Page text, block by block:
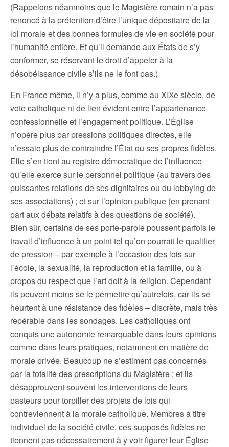
(Rappelons néanmoins que le Magistère romain n’a pas
renoncé à la prétention d’être l’unique dépositaire de la
loi morale et des bonnes formules de vie en société pour
l’humanité entière. Et qu’il demande aux États de s’y
conformer, se réservant le droit d’appeler à la
désobéissance civile s’ils ne le font pas.)
En France même, il n’y a plus, comme au XIXe siècle, de
vote catholique ni de lien évident entre l’appartenance
confessionnelle et l’engagement politique. L’Église
n’opère plus par pressions politiques directes, elle
n’essaie plus de contraindre l’État ou ses propres fidèles.
Elle s’en tient au registre démocratique de l’influence
qu’elle exerce sur le personnel politique (au travers des
puissantes relations de ses dignitaires ou du lobbying de
ses associations) ; et sur l’opinion publique (en prenant
part aux débats relatifs à des questions de société).
Bien sûr, certains de ses porte-parole poussent parfois le
travail d’influence à un point tel qu’on pourrait le qualifier
de pression – par exemple à l’occasion des lois sur
l’école, la sexualité, la reproduction et la famille, ou à
propos du respect que l’art doit à la religion. Cependant
ils peuvent moins se le permettre qu’autrefois, car ils se
heurtent à une résistance des fidèles – discrète, mais très
repérable dans les sondages. Les catholiques ont
conquis une autonomie remarquable dans leurs opinions
comme dans leurs pratiques, notamment en matière de
morale privée. Beaucoup ne s’estiment pas concernés
par la totalité des prescriptions du Magistère ; et ils
désapprouvent souvent les interventions de leurs
pasteurs pour torpiller des projets de lois qui
contreviennent à la morale catholique. Membres à titre
individuel de la société civile, ces supposés fidèles ne
tiennent pas nécessairement à y voir figurer leur Église